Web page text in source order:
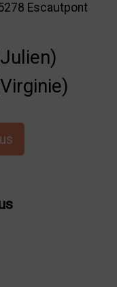
Escautpont